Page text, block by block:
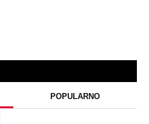
POPULARNO